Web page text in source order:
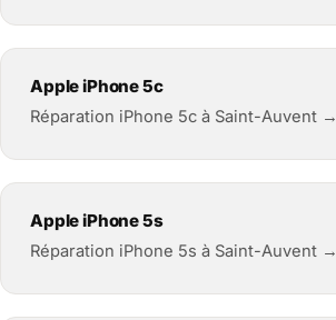
Apple iPhone 5c
Réparation iPhone 5c à Saint-Auvent →
Apple iPhone 5s
Réparation iPhone 5s à Saint-Auvent →